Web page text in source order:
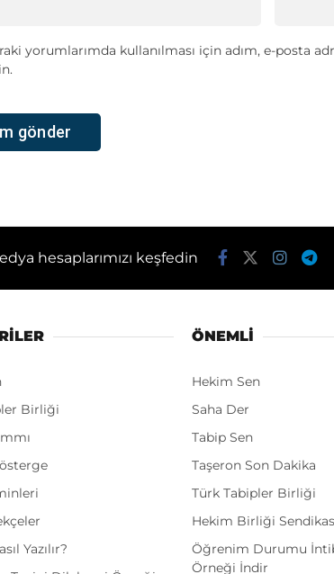
yorumlarımda kullanılması için adım, e-posta
hesaplarımızı keşfedin
Birliği
Yazılır?
ÖNEMLI
Hekim Sen
Saha Der
Tabip Sen
Taşeron Son Dakika
Türk Tabipler Birliği
Hekim Birliği
Öğrenim Durumu
Örneği İndir